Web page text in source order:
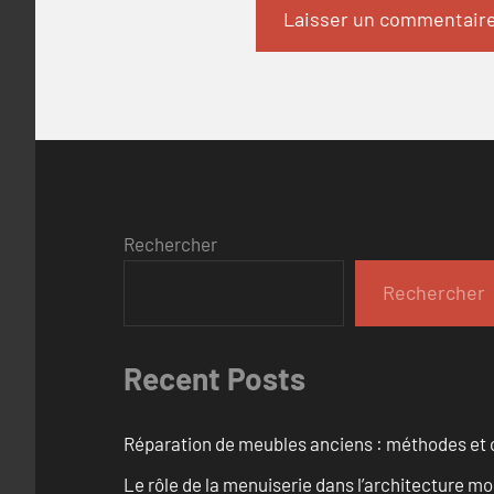
Rechercher
Rechercher
Recent Posts
Réparation de meubles anciens : méthodes et
Le rôle de la menuiserie dans l’architecture